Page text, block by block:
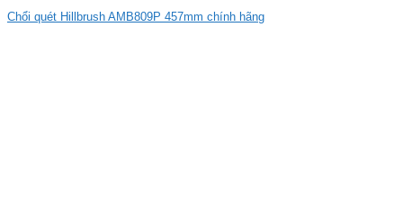
Chổi quét Hillbrush AMB809P 457mm chính hãng